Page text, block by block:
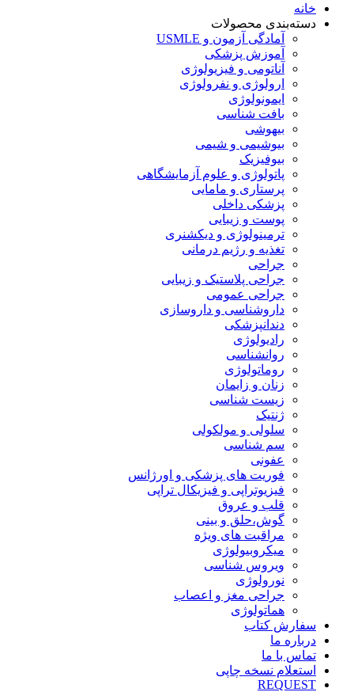
خانه
دسته‌بندی محصولات
آمادگی آزمون و USMLE
آموزش پزشکی
آناتومی و فیزیولوژی
ارولوژی و نفرولوژی
ایمونولوژی
بافت شناسی
بیهوشی
بیوشیمی و شیمی
بیوفیزیک
پاتولوژی و علوم آزمایشگاهی
پرستاری و مامایی
پزشکی داخلی
پوست و زیبایی
ترمینولوژی و دیکشنری
تغذیه و رژیم درمانی
جراحی
جراحی پلاستیک و زیبایی
جراحی عمومی
داروشناسی و داروسازی
دندانپزشکی
رادیولوژی
روانشناسی
روماتولوژی
زنان و زایمان
زیست شناسی
ژنتیک
سلولی و مولکولی
سم شناسی
عفونی
فوریت های پزشکی و اورژانس
فیزیوتراپی و فیزیکال تراپی
قلب و عروق
گوش،حلق و بینی
مراقبت های ویژه
میکروبیولوژی
ویروس شناسی
نورولوژی
جراحی مغز و اعصاب
هماتولوژی
سفارش کتاب
درباره ما
تماس با ما
استعلام نسخه چاپی
REQUEST